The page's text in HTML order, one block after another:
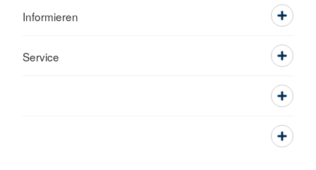
Informieren
Service